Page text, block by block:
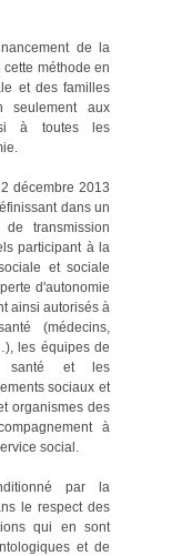
de la
méthode en
et des familles
seulement aux
à toutes les
décembre 2013
dans un
transmission
participant à la
et sociale
d'autonomie
ainsi autorisés à
(médecins,
les équipes de
santé et les
sociaux et
organismes des
à
social.
par la
le respect des
qui en sont
et de